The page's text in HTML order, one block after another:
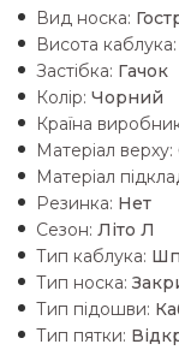
Вид носка:
Висота каблука:
Застібка: Гачок
Колір: Чорний
Країна
Матеріал верху:
Матеріал
Резинка: Нет
Сезон: Літо Л
Тип каблука:
Тип носка:
Тип підошви:
Тип пятки: